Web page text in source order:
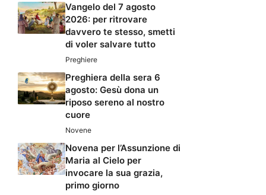
Vangelo del 7 agosto
2026: per ritrovare
davvero te stesso, smetti
di voler salvare tutto
Preghiere
Preghiera della sera 6
agosto: Gesù dona un
riposo sereno al nostro
cuore
Novene
Novena per l’Assunzione di
Maria al Cielo per
invocare la sua grazia,
primo giorno